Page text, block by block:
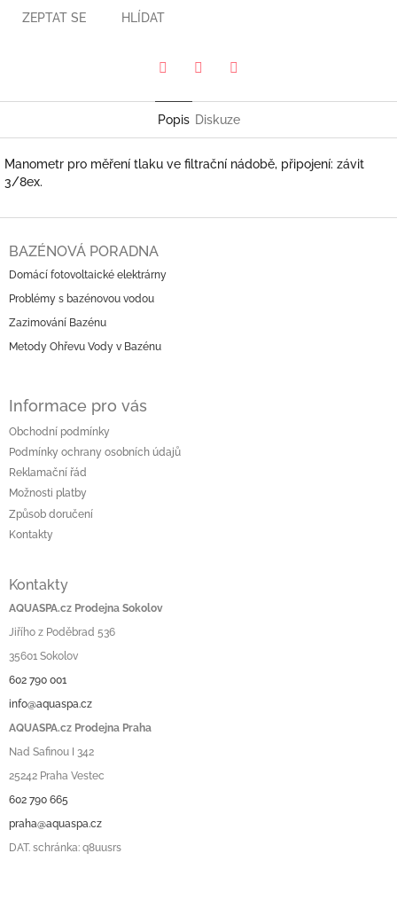
ZEPTAT SE HLÍDAT
Popis Diskuze
Manometr pro měření tlaku ve filtrační nádobě, připojení: závit
3/8ex.
BAZÉNOVÁ PORADNA
Domácí fotovoltaické elektrárny
Problémy s bazénovou vodou
Zazimování Bazénu
Metody Ohřevu Vody v Bazénu
Informace pro vás
Obchodní podmínky
Podmínky ochrany osobních údajů
Reklamační řád
Možnosti platby
Způsob doručení
Kontakty
Kontakty
AQUASPA.cz Prodejna Sokolov
Jiřího z Poděbrad 536
35601 Sokolov
602 790 001
info@aquaspa.cz
AQUASPA.cz Prodejna Praha
Nad Safinou I 342
25242 Praha Vestec
602 790 665
praha@aquaspa.cz
DAT. schránka: q8uusrs